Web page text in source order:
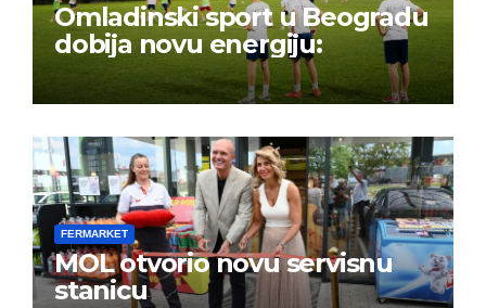
Omladinski sport u Beogradu
dobija novu energiju:
FERMARKET
MOL otvorio novu servisnu
stanicu